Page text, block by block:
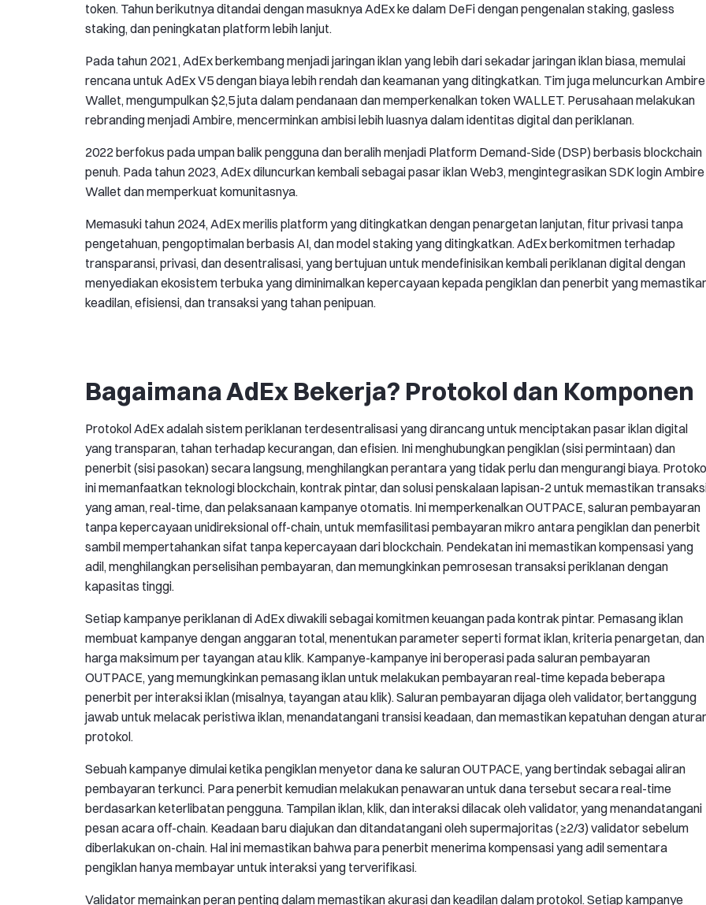
token. Tahun berikutnya ditandai dengan masuknya AdEx ke dalam DeFi dengan pengenalan staking, gasless
staking, dan peningkatan platform lebih lanjut.
Pada tahun 2021, AdEx berkembang menjadi jaringan iklan yang lebih dari sekadar jaringan iklan biasa, memulai
rencana untuk AdEx V5 dengan biaya lebih rendah dan keamanan yang ditingkatkan. Tim juga meluncurkan Ambire
Wallet, mengumpulkan $2,5 juta dalam pendanaan dan memperkenalkan token WALLET. Perusahaan melakukan
rebranding menjadi Ambire, mencerminkan ambisi lebih luasnya dalam identitas digital dan periklanan.
2022 berfokus pada umpan balik pengguna dan beralih menjadi Platform Demand-Side (DSP) berbasis blockchain
penuh. Pada tahun 2023, AdEx diluncurkan kembali sebagai pasar iklan Web3, mengintegrasikan SDK login Ambire
Wallet dan memperkuat komunitasnya.
Memasuki tahun 2024, AdEx merilis platform yang ditingkatkan dengan penargetan lanjutan, fitur privasi tanpa
pengetahuan, pengoptimalan berbasis AI, dan model staking yang ditingkatkan. AdEx berkomitmen terhadap
transparansi, privasi, dan desentralisasi, yang bertujuan untuk mendefinisikan kembali periklanan digital dengan
menyediakan ekosistem terbuka yang diminimalkan kepercayaan kepada pengiklan dan penerbit yang
keadilan, efisiensi, dan transaksi yang tahan penipuan.
Bagaimana AdEx Bekerja? Protokol dan Komponen
Protokol AdEx adalah sistem periklanan terdesentralisasi yang dirancang untuk menciptakan pasar iklan digital
yang transparan, tahan terhadap kecurangan, dan efisien. Ini menghubungkan pengiklan (sisi permintaan) dan
penerbit (sisi pasokan) secara langsung, menghilangkan perantara yang tidak perlu dan mengurangi biaya.
ini memanfaatkan teknologi blockchain, kontrak pintar, dan solusi penskalaan lapisan-2 untuk memastikan
yang aman, real-time, dan pelaksanaan kampanye otomatis. Ini memperkenalkan OUTPACE, saluran pembayaran
tanpa kepercayaan unidireksional off-chain, untuk memfasilitasi pembayaran mikro antara pengiklan dan penerbit
sambil mempertahankan sifat tanpa kepercayaan dari blockchain. Pendekatan ini memastikan kompensasi yang
adil, menghilangkan perselisihan pembayaran, dan memungkinkan pemrosesan transaksi periklanan dengan
kapasitas tinggi.
Setiap kampanye periklanan di AdEx diwakili sebagai komitmen keuangan pada kontrak pintar. Pemasang iklan
membuat kampanye dengan anggaran total, menentukan parameter seperti format iklan, kriteria penargetan, dan
harga maksimum per tayangan atau klik. Kampanye-kampanye ini beroperasi pada saluran pembayaran
OUTPACE, yang memungkinkan pemasang iklan untuk melakukan pembayaran real-time kepada beberapa
penerbit per interaksi iklan (misalnya, tayangan atau klik). Saluran pembayaran dijaga oleh validator, bertanggung
jawab untuk melacak peristiwa iklan, menandatangani transisi keadaan, dan memastikan kepatuhan dengan
protokol.
Sebuah kampanye dimulai ketika pengiklan menyetor dana ke saluran OUTPACE, yang bertindak sebagai aliran
pembayaran terkunci. Para penerbit kemudian melakukan penawaran untuk dana tersebut secara real-time
berdasarkan keterlibatan pengguna. Tampilan iklan, klik, dan interaksi dilacak oleh validator, yang menandatangani
pesan acara off-chain. Keadaan baru diajukan dan ditandatangani oleh supermajoritas (≥2/3) validator sebelum
diberlakukan on-chain. Hal ini memastikan bahwa para penerbit menerima kompensasi yang adil sementara
pengiklan hanya membayar untuk interaksi yang terverifikasi.
Validator memainkan peran penting dalam memastikan akurasi dan keadilan dalam protokol. Setiap kampanye